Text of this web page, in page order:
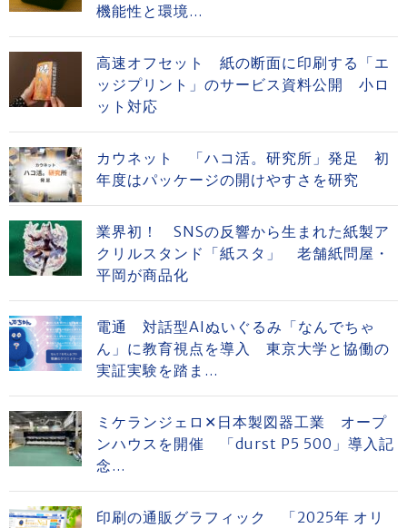
機能性と環境...
高速オフセット 紙の断面に印刷する「エ
ッジプリント」のサービス資料公開 小ロ
ット対応
カウネット 「ハコ活。研究所」発足 初
年度はパッケージの開けやすさを研究
業界初！ SNSの反響から生まれた紙製ア
クリルスタンド「紙スタ」 老舗紙問屋・
平岡が商品化
電通 対話型AIぬいぐるみ「なんでちゃ
ん」に教育視点を導入 東京大学と協働の
実証実験を踏ま...
ミケランジェロ✕日本製図器工業 オープ
ンハウスを開催 「durst P5 500」導入記
念...
印刷の通販グラフィック 「2025年 オリ